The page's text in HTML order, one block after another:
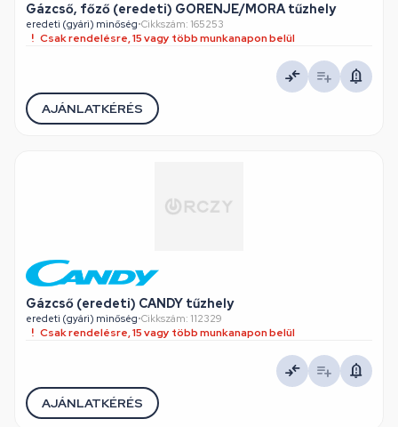
Gázcső, főző (eredeti) GORENJE/MORA tűzhely
eredeti (gyári) minőség•Cikkszám: 165253
Csak rendelésre, 15 vagy több munkanapon belül
AJÁNLATKÉRÉS
Gázcső (eredeti) CANDY tűzhely
eredeti (gyári) minőség•Cikkszám: 112329
Csak rendelésre, 15 vagy több munkanapon belül
AJÁNLATKÉRÉS